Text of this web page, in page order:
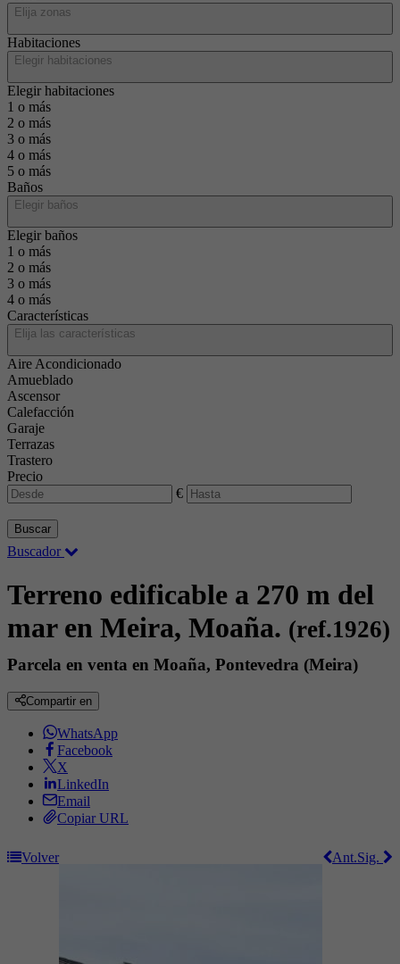
Elija zonas
Habitaciones
Elegir habitaciones
Elegir habitaciones
1 o más
2 o más
3 o más
4 o más
5 o más
Baños
Elegir baños
Elegir baños
1 o más
2 o más
3 o más
4 o más
Características
Elija las características
Aire Acondicionado
Amueblado
Ascensor
Calefacción
Garaje
Terrazas
Trastero
Precio
€
Buscar
Buscador
Terreno edificable a 270 m del
mar en Meira, Moaña. (ref.1926)
Parcela en venta en Moaña, Pontevedra (Meira)
Compartir en
WhatsApp
Facebook
X
LinkedIn
Email
Copiar URL
Volver Sig.
Ant.